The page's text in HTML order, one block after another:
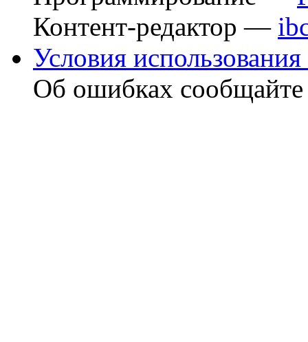
Контент-редактор —
Условия использования
Об ошибках